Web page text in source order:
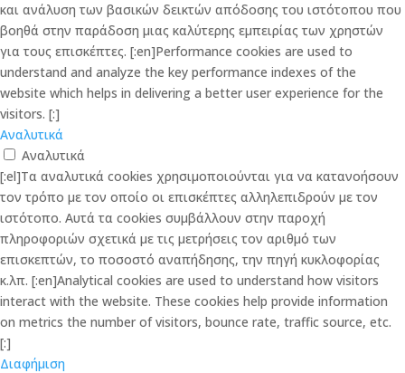
και ανάλυση των βασικών δεικτών απόδοσης του ιστότοπου που
βοηθά στην παράδοση μιας καλύτερης εμπειρίας των χρηστών
για τους επισκέπτες. [:en]Performance cookies are used to
understand and analyze the key performance indexes of the
website which helps in delivering a better user experience for the
visitors. [:]
Αναλυτικά
Αναλυτικά
[:el]Τα αναλυτικά cookies χρησιμοποιούνται για να κατανοήσουν
τον τρόπο με τον οποίο οι επισκέπτες αλληλεπιδρούν με τον
ιστότοπο. Αυτά τα cookies συμβάλλουν στην παροχή
πληροφοριών σχετικά με τις μετρήσεις τον αριθμό των
επισκεπτών, το ποσοστό αναπήδησης, την πηγή κυκλοφορίας
κ.λπ. [:en]Analytical cookies are used to understand how visitors
interact with the website. These cookies help provide information
on metrics the number of visitors, bounce rate, traffic source, etc.
[:]
Διαφήμιση